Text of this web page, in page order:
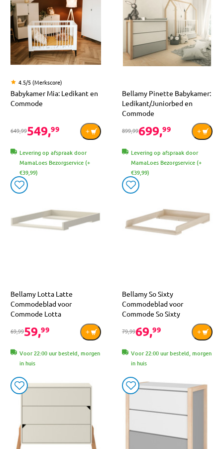
4.5/5 (Merkscore)
Babykamer Mia: Ledikant en
Commode
649,99549,99
Levering op afspraak door
MamaLoes Bezorgservice (+
€39,99)
Bellamy Pinette Babykamer:
Ledikant/Juniorbed en
Commode
899,99699,99
Levering op afspraak door
MamaLoes Bezorgservice (+
€39,99)
Bellamy Lotta Latte
Commodeblad voor
Commode Lotta
69,9959,99
Voor 22:00 uur besteld, morgen
in huis
Bellamy So Sixty
Commodeblad voor
Commode So Sixty
79,9969,99
Voor 22:00 uur besteld, morgen
in huis